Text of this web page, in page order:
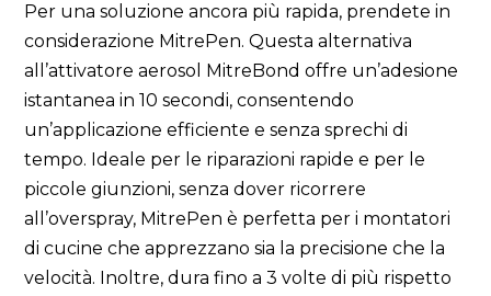
Per una soluzione ancora più rapida, prendete in
considerazione MitrePen. Questa alternativa
all’attivatore aerosol MitreBond offre un’adesione
istantanea in 10 secondi, consentendo
un’applicazione efficiente e senza sprechi di
tempo. Ideale per le riparazioni rapide e per le
piccole giunzioni, senza dover ricorrere
all’overspray, MitrePen è perfetta per i montatori
di cucine che apprezzano sia la precisione che la
velocità. Inoltre, dura fino a 3 volte di più rispetto